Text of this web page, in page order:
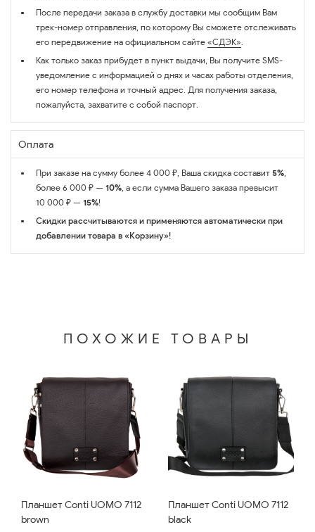
После передачи заказа в службу доставки мы сообщим Вам
трек-номер отправления, по которому Вы сможете отслеживать
его передвижение на официальном сайте «СДЭК».
Как только заказ прибудет в пункт выдачи, Вы получите SMS-
уведомление с информацией о днях и часах работы отделения,
его номер телефона и точный адрес. Для получения заказа,
пожалуйста, захватите с собой паспорт.
Оплата
При заказе на сумму более 4 000 ₽, Ваша скидка составит 5%,
более 6 000 ₽ — 10%, а если сумма Вашего заказа превысит
10 000 ₽ — 15%!
Скидки рассчитываются и применяются автоматически при
добавлении товара в «Корзину»!
ПОХОЖИЕ ТОВАРЫ
Планшет Conti UOMO 7112
brown
Планшет Conti UOMO 7112
black